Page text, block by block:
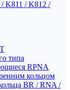
K811 / K812 /
типа
RPNA
кольцом
BR / RNA /